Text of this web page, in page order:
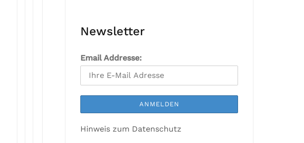
Newsletter
Email Addresse:
Hinweis zum Datenschutz